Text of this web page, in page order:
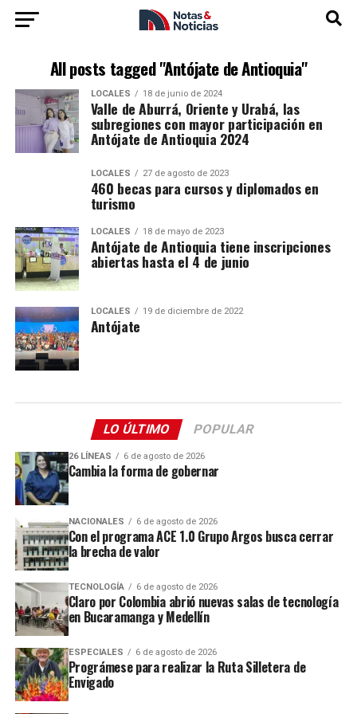
All posts tagged "Antójate de Antioquia"
LOCALES 18 de junio de 2024
Valle de Aburrá, Oriente y Urabá, las
subregiones con mayor participación en
Antójate de Antioquia 2024
LOCALES 27 de agosto de 2023
460 becas para cursos y diplomados en
turismo
LOCALES 18 de mayo de 2023
Antójate de Antioquia tiene inscripciones
abiertas hasta el 4 de junio
LOCALES 19 de diciembre de 2022
Antójate
LO ÚLTIMO POPULAR
26 LÍNEAS 6 de agosto de 2026
Cambia la forma de gobernar
NACIONALES 6 de agosto de 2026
Con el programa ACE 1.0 Grupo Argos busca cerrar
la brecha de valor
TECNOLOGÍA 6 de agosto de 2026
Claro por Colombia abrió nuevas salas de tecnología
en Bucaramanga y Medellín
ESPECIALES 6 de agosto de 2026
Prográmese para realizar la Ruta Silletera de
Envigado